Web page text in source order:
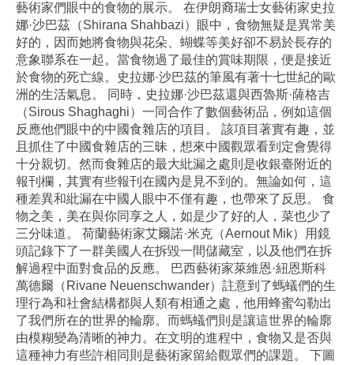
藝術家們眼中的食物的展示。 在伊朗裔瑞士女藝術家史拉
娜·沙巴茲（Shirana Shahbazi）眼中，食物無疑是異常美
好的，因而她將食物與花朵、蝴蝶等美好卻不易於長存的
意象聯系在一起。當食物過了最佳的賞味期限，便是接近
於食物的死亡線。史拉娜·沙巴茲的筆風有著十七世紀的歐
洲的生活氣息。 同時，史拉娜·沙巴茲還與西魯斯·薩格吉
（Sirous Shaghaghi）一同合作了數個藝術品，例如這個
反應他們眼中的中國食雜店的項目。 該項目著實有趣，並
且抓住了中國食雜店的三昧，想來中國觀眾看到定會覺得
十分親切。然而食雜店的最大紕漏之處則是收銀臺附近的
報刊欄，其實有些報刊在國內是見不到的。無論如何，這
種差異和紕漏在中國人眼中不僅有趣，也帶來了反思。 食
物之美，美在與你同享之人，如是少了好的人，菜也少了
三分味道。 荷蘭藝術家艾爾諾·米克（Aernout Mik）用鏡
頭記錄下了一群美國人在拆毀一間儲藏室，以及他們在拆
解過程中面對食品的反應。 巴西藝術家萊維恩·紐恩斯科
萬德爾（Rivane Neuenschwander）註意到了螞蟻們的生
理行為和社會結構都與人類有相通之處，他用蜂蜜勾勒出
了我們所在的世界的輪廓。而螞蟻們則是讓這世界的輪廓
由模糊變為清晰的神力。在文明的進程中，食物又是否與
這種神力有些許相同則是藝術家留給觀眾們的課題。 下圖